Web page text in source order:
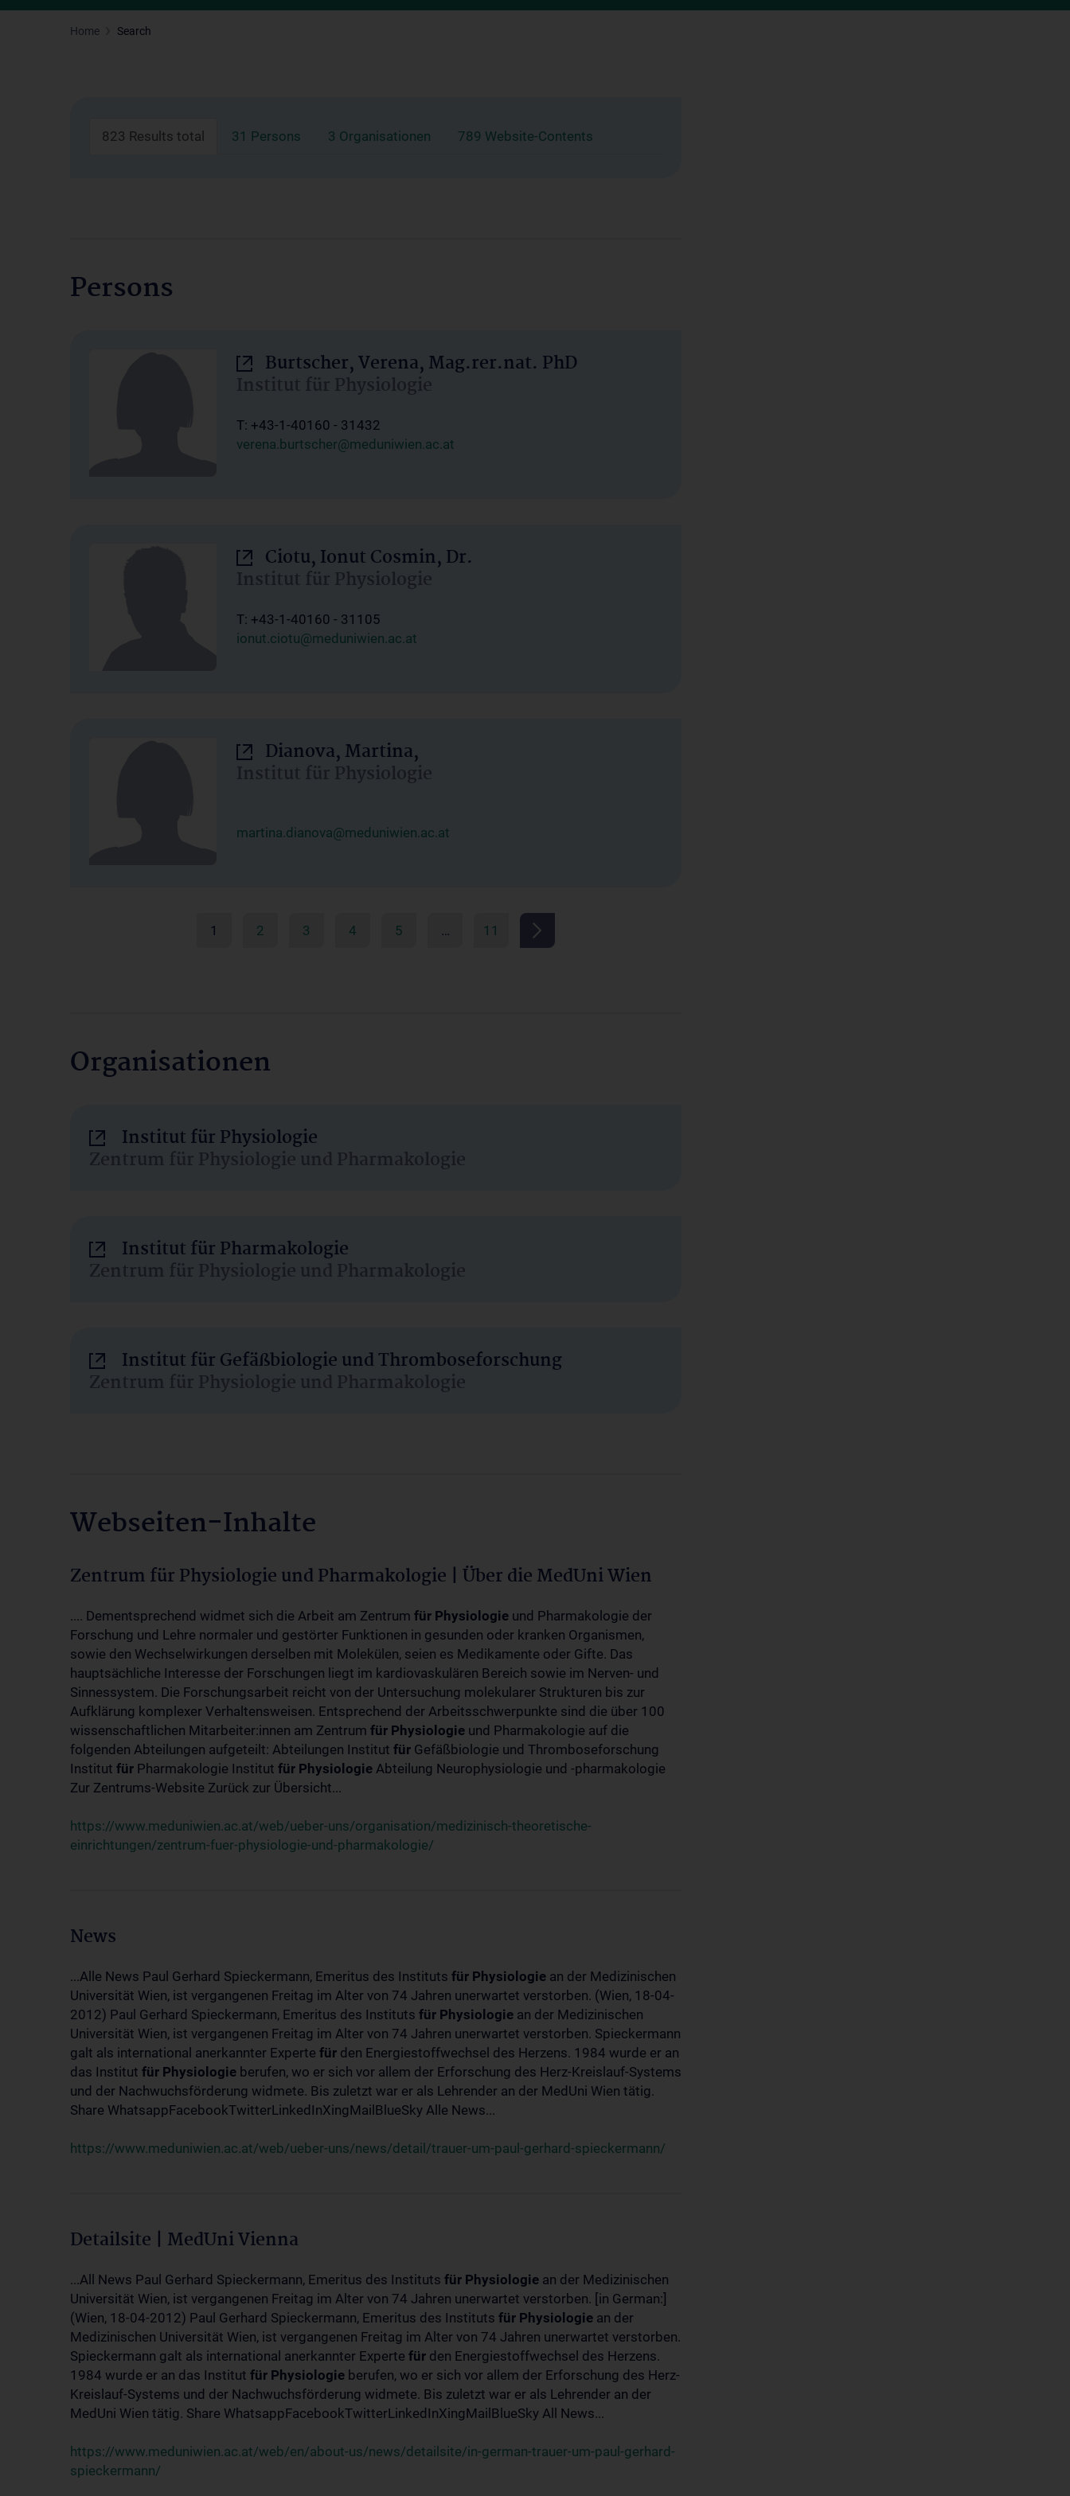
Home Search
823 Results total 31 Persons 3 Organisationen 789 Website-Contents
Persons
Burtscher, Verena, Mag.rer.nat. PhD
Institut für Physiologie
T: +43-1-40160 - 31432
verena.burtscher@meduniwien.ac.at
Ciotu, Ionut Cosmin, Dr.
Institut für Physiologie
T: +43-1-40160 - 31105
ionut.ciotu@meduniwien.ac.at
Dianova, Martina,
Institut für Physiologie
martina.dianova@meduniwien.ac.at
1 2 3 4 5 … 11
Organisationen
Institut für Physiologie
Zentrum für Physiologie und Pharmakologie
Institut für Pharmakologie
Zentrum für Physiologie und Pharmakologie
Institut für Gefäßbiologie und Thromboseforschung
Zentrum für Physiologie und Pharmakologie
Webseiten-Inhalte
Zentrum für Physiologie und Pharmakologie | Über die MedUni Wien
.... Dementsprechend widmet sich die Arbeit am Zentrum für Physiologie und Pharmakologie der
Forschung und Lehre normaler und gestörter Funktionen in gesunden oder kranken Organismen,
sowie den Wechselwirkungen derselben mit Molekülen, seien es Medikamente oder Gifte. Das
hauptsächliche Interesse der Forschungen liegt im kardiovaskulären Bereich sowie im Nerven- und
Sinnessystem. Die Forschungsarbeit reicht von der Untersuchung molekularer Strukturen bis zur
Aufklärung komplexer Verhaltensweisen. Entsprechend der Arbeitsschwerpunkte sind die über 100
wissenschaftlichen Mitarbeiter:innen am Zentrum für Physiologie und Pharmakologie auf die
folgenden Abteilungen aufgeteilt: Abteilungen Institut für Gefäßbiologie und Thromboseforschung
Institut für Pharmakologie Institut für Physiologie Abteilung Neurophysiologie und -pharmakologie
Zur Zentrums-Website Zurück zur Übersicht...
https://www.meduniwien.ac.at/web/ueber-uns/organisation/medizinisch-theoretische-
einrichtungen/zentrum-fuer-physiologie-und-pharmakologie/
News
...Alle News Paul Gerhard Spieckermann, Emeritus des Instituts für Physiologie an der Medizinischen
Universität Wien, ist vergangenen Freitag im Alter von 74 Jahren unerwartet verstorben. (Wien, 18-04-
2012) Paul Gerhard Spieckermann, Emeritus des Instituts für Physiologie an der Medizinischen
Universität Wien, ist vergangenen Freitag im Alter von 74 Jahren unerwartet verstorben. Spieckermann
galt als international anerkannter Experte für den Energiestoffwechsel des Herzens. 1984 wurde er an
das Institut für Physiologie berufen, wo er sich vor allem der Erforschung des Herz-Kreislauf-Systems
und der Nachwuchsförderung widmete. Bis zuletzt war er als Lehrender an der MedUni Wien tätig.
Share WhatsappFacebookTwitterLinkedInXingMailBlueSky Alle News...
https://www.meduniwien.ac.at/web/ueber-uns/news/detail/trauer-um-paul-gerhard-spieckermann/
Detailsite | MedUni Vienna
...All News Paul Gerhard Spieckermann, Emeritus des Instituts für Physiologie an der Medizinischen
Universität Wien, ist vergangenen Freitag im Alter von 74 Jahren unerwartet verstorben. [in German:]
(Wien, 18-04-2012) Paul Gerhard Spieckermann, Emeritus des Instituts für Physiologie an der
Medizinischen Universität Wien, ist vergangenen Freitag im Alter von 74 Jahren unerwartet verstorben.
Spieckermann galt als international anerkannter Experte für den Energiestoffwechsel des Herzens.
1984 wurde er an das Institut für Physiologie berufen, wo er sich vor allem der Erforschung des Herz-
Kreislauf-Systems und der Nachwuchsförderung widmete. Bis zuletzt war er als Lehrender an der
MedUni Wien tätig. Share WhatsappFacebookTwitterLinkedInXingMailBlueSky All News...
https://www.meduniwien.ac.at/web/en/about-us/news/detailsite/in-german-trauer-um-paul-gerhard-
spieckermann/